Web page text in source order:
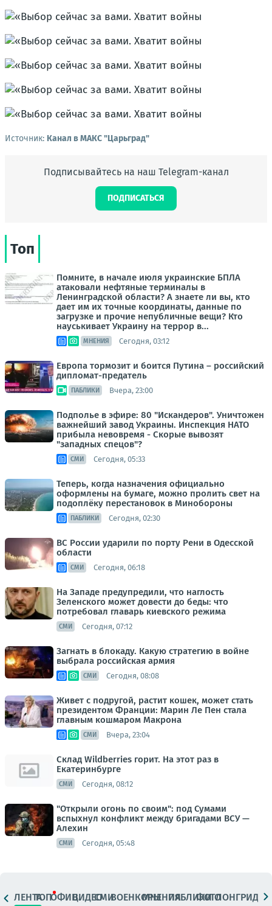
Источник: Канал в МАКС "Царьград"
Подписывайтесь на наш Telegram-канал
ПОДПИСАТЬСЯ
Топ
Помните, в начале июля украинские БПЛА
атаковали нефтяные терминалы в
Ленинградской области? А знаете ли вы, кто
дает им их точные координаты, данные по
загрузке и прочие непубличные вещи? Кто
науськивает Украину на террор в...
МНЕНИЯ Сегодня, 03:12
Европа тормозит и боится Путина – российский
дипломат-предатель
ПАБЛИКИ Вчера, 23:00
Подполье в эфире: 80 "Искандеров". Уничтожен
важнейший завод Украины. Инспекция НАТО
прибыла невовремя - Скорые вывозят
"западных спецов"?
СМИ Сегодня, 05:33
Теперь, когда назначения официально
оформлены на бумаге, можно пролить свет на
подоплёку перестановок в Минобороны
ПАБЛИКИ Сегодня, 02:30
ВС России ударили по порту Рени в Одесской
области
СМИ Сегодня, 06:18
На Западе предупредили, что наглость
Зеленского может довести до беды: что
потребовал главарь киевского режима
СМИ Сегодня, 07:12
Загнать в блокаду. Какую стратегию в войне
выбрала российская армия
СМИ Сегодня, 08:08
Живет с подругой, растит кошек, может стать
президентом Франции: Марин Ле Пен стала
главным кошмаром Макрона
СМИ Вчера, 23:04
Склад Wildberries горит. На этот раз в
Екатеринбурге
СМИ Сегодня, 08:12
"Открыли огонь по своим": под Сумами
вспыхнул конфликт между бригадами ВСУ —
Алехин
СМИ Сегодня, 05:48
ЛЕНТАТОПОФИЦ.ВИДЕОСМИВОЕНКОРЫМНЕНИЯПАБЛИКИ
ФОТОЛОНГРИДЫ